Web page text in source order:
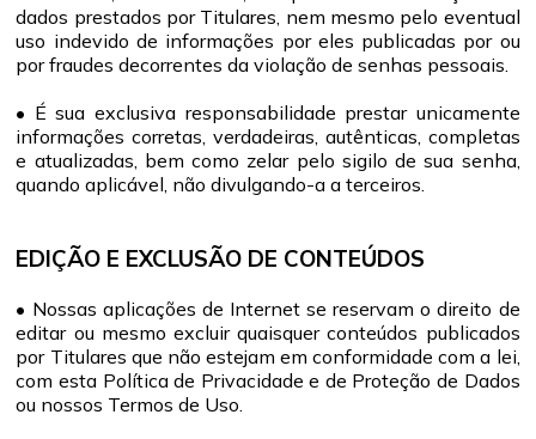
dados prestados por Titulares, nem mesmo pelo eventual
uso indevido de informações por eles publicadas por ou
por fraudes decorrentes da violação de senhas pessoais.
• É sua exclusiva responsabilidade prestar unicamente
informações corretas, verdadeiras, autênticas, completas
e atualizadas, bem como zelar pelo sigilo de sua senha,
quando aplicável, não divulgando-a a terceiros.
EDIÇÃO E EXCLUSÃO DE CONTEÚDOS
• Nossas aplicações de Internet se reservam o direito de
editar ou mesmo excluir quaisquer conteúdos publicados
por Titulares que não estejam em conformidade com a lei,
com esta Política de Privacidade e de Proteção de Dados
ou nossos Termos de Uso.